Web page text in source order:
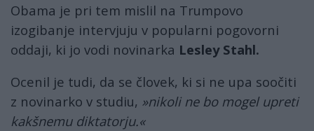
Obama je pri tem mislil na Trumpovo
izogibanje intervjuju v popularni pogovorni
oddaji, ki jo vodi novinarka Lesley Stahl.
Ocenil je tudi, da se človek, ki si ne upa soočiti
z novinarko v studiu, »nikoli ne bo mogel upreti
kakšnemu diktatorju.«